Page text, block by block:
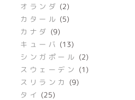
オランダ (2)
カタール (5)
カナダ (9)
キューバ (13)
シンガポール (2)
スウェーデン (1)
スリランカ
(9)
タイ (25)